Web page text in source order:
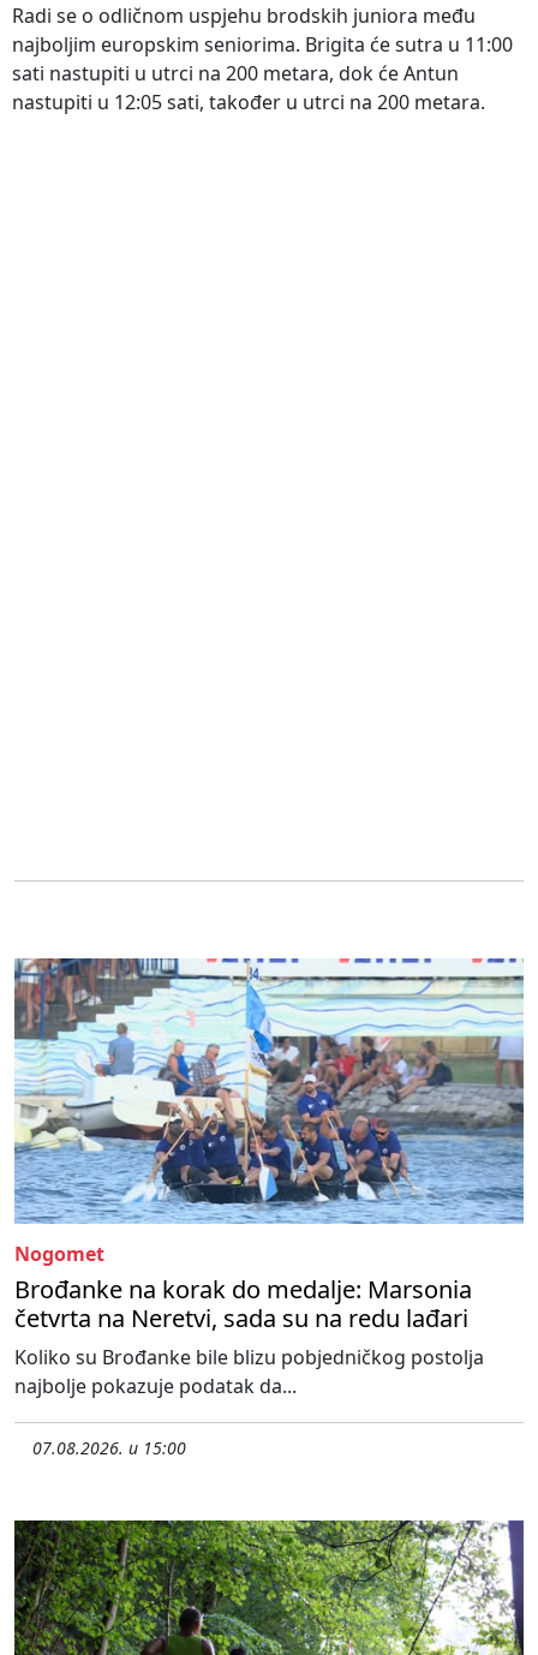
Radi se o odličnom uspjehu brodskih juniora među
najboljim europskim seniorima. Brigita će sutra u 11:00
sati nastupiti u utrci na 200 metara, dok će Antun
nastupiti u 12:05 sati, također u utrci na 200 metara.
Nogomet
Brođanke na korak do medalje: Marsonia
četvrta na Neretvi, sada su na redu lađari
Koliko su Brođanke bile blizu pobjedničkog postolja
najbolje pokazuje podatak da...
07.08.2026. u 15:00